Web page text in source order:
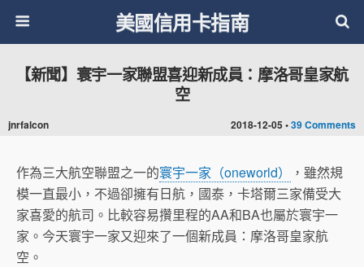
美國信用卡指南
2018-12-05 •39 Comments
【新聞】寰宇一家聯盟喜迎新成員：摩洛哥皇家航
空
jnrfalcon
作為三大航空聯盟之一的寰宇一家（oneworld）
，雖然規
模一直最小，不過卻擁有日航，國泰，卡塔爾三家備受大
家喜愛的航司。比較容易攢里程的AA和BA也屬於寰宇一
家。今天寰宇一家又迎來了一個新成員：摩洛哥皇家航
空。